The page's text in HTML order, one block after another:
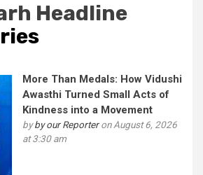
Headline
More Than Medals: How Vidushi
Awasthi Turned Small Acts of
Kindness into a Movement
byby our Reporteron August 6, 2026
at 3:30 am